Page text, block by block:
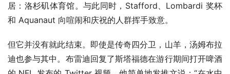
居：洛杉矶体育馆。与此同时，Stafford、Lombardi 奖杯
和 Aquanaut 向喧闹和庆祝的人群挥手致意。
但它并没有就此结束。即使是传奇四分卫，山羊，汤姆布拉
迪也参与其中。布雷迪回复了斯塔福德在游行期间打开啤酒